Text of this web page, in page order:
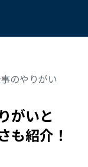
のやりがい
がいと
も紹介！